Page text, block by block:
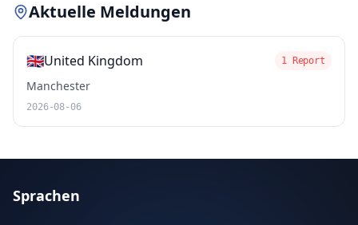
Aktuelle Meldungen
🇬🇧United Kingdom 1 Report
Manchester
2026-08-06
Sprachen